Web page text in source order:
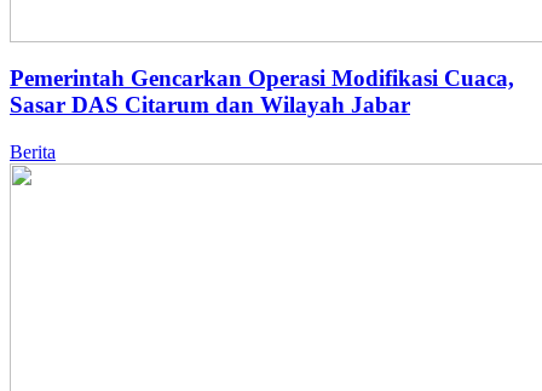
Pemerintah Gencarkan Operasi Modifikasi Cuaca,
Sasar DAS Citarum dan Wilayah Jabar
Berita